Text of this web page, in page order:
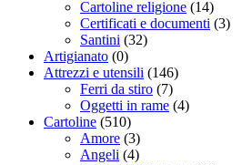
Cartoline religione (14)
Certificati e documenti (3)
Santini (32)
Artigianato (0)
Attrezzi e utensili (146)
Ferri da stiro (7)
Oggetti in rame (4)
Cartoline (510)
Amore (3)
Angeli (4)